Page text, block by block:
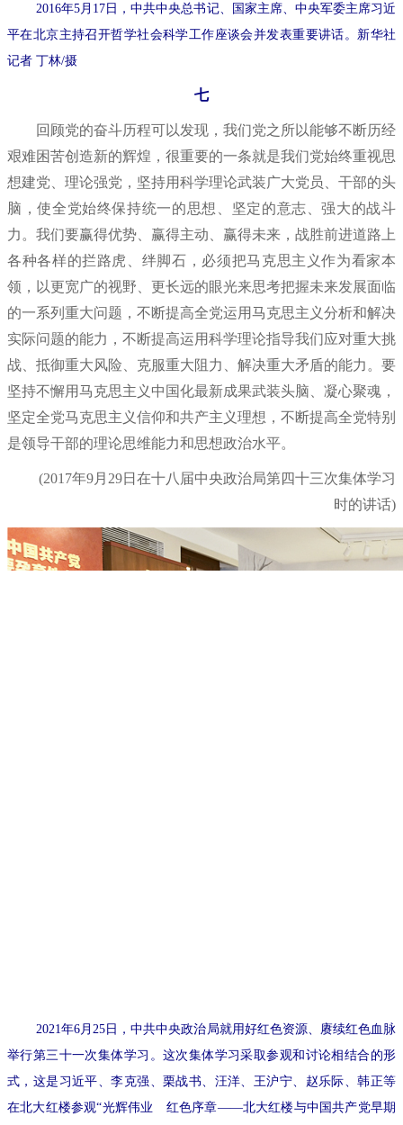
2016年5月17日，中共中央总书记、国家主席、中央军委主席习近
平在北京主持召开哲学社会科学工作座谈会并发表重要讲话。新华社
记者 丁林/摄
七
回顾党的奋斗历程可以发现，我们党之所以能够不断历经
艰难困苦创造新的辉煌，很重要的一条就是我们党始终重视思
想建党、理论强党，坚持用科学理论武装广大党员、干部的头
脑，使全党始终保持统一的思想、坚定的意志、强大的战斗
力。我们要赢得优势、赢得主动、赢得未来，战胜前进道路上
各种各样的拦路虎、绊脚石，必须把马克思主义作为看家本
领，以更宽广的视野、更长远的眼光来思考把握未来发展面临
的一系列重大问题，不断提高全党运用马克思主义分析和解决
实际问题的能力，不断提高运用科学理论指导我们应对重大挑
战、抵御重大风险、克服重大阻力、解决重大矛盾的能力。要
坚持不懈用马克思主义中国化最新成果武装头脑、凝心聚魂，
坚定全党马克思主义信仰和共产主义理想，不断提高全党特别
是领导干部的理论思维能力和思想政治水平。
(2017年9月29日在十八届中央政治局第四十三次集体学习
时的讲话)
2021年6月25日，中共中央政治局就用好红色资源、赓续红色血脉
举行第三十一次集体学习。这次集体学习采取参观和讨论相结合的形
式，这是习近平、李克强、栗战书、汪洋、王沪宁、赵乐际、韩正等
在北大红楼参观“光辉伟业 红色序章——北大红楼与中国共产党早期